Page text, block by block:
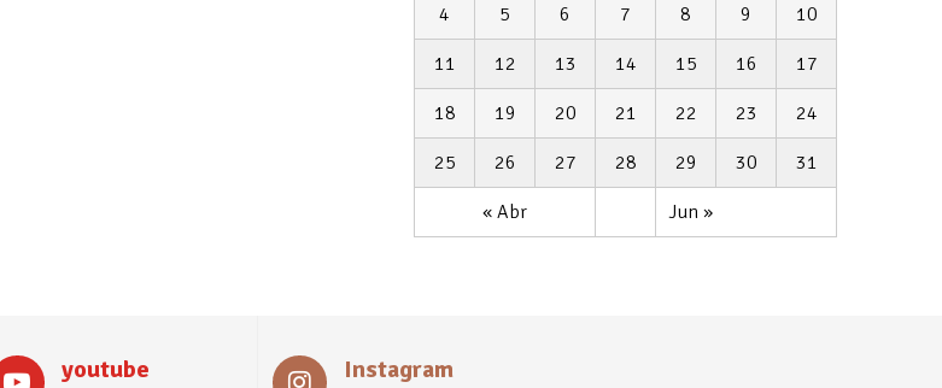
« Abr Jun »
4 5 6 7 8 9 10
11 12 13 14 15 16 17
18 19 20 21 22 23 24
25 26 27 28 29 30 31
youtube Instagram